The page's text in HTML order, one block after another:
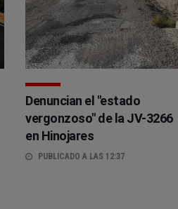
Denuncian el "estado
vergonzoso" de la JV-3266
en Hinojares
PUBLICADO A LAS 12:37